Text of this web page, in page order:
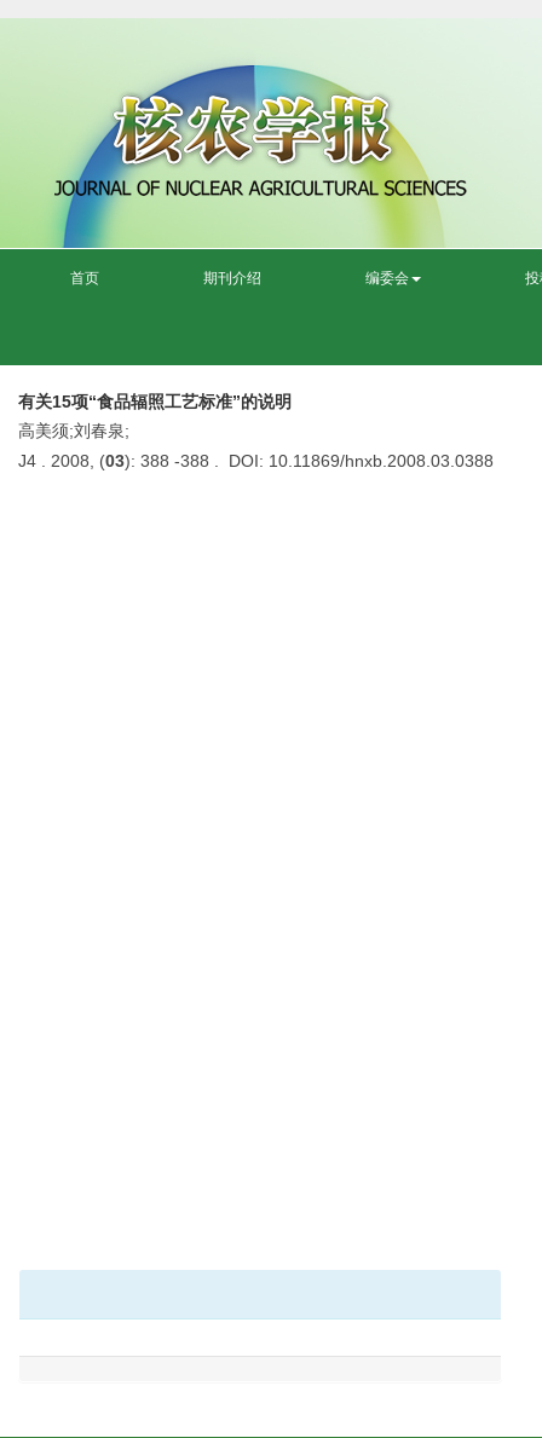
首页 期刊介绍 编委会
有关15项“食品辐照工艺标准”的说明
高美须;刘春泉;
J4 . 2008, (03): 388 -388 . DOI: 10.11869/hnxb.2008.03.0388